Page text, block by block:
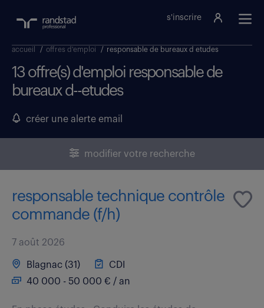
s'inscrire
accueil / offres d'emploi / responsable de bureaux d etudes
13 offre(s) d'emploi responsable de
bureaux d--etudes
créer une alerte email
modifier votre recherche
responsable technique contrôle
commande (f/h)
7 août 2026
Blagnac (31)
CDI
40 000 - 50 000 € / an